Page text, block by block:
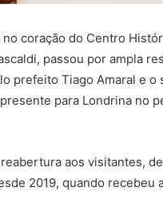
coração do Centro
passou por ampla
prefeito Tiago Amaral e
para Londrina no
aos visitantes,
2019, quando recebeu